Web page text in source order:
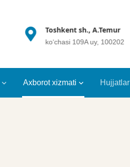
Toshkent sh., A.Temur
ko‘chasi 109A uy, 100202
Axborot xizmati Hujjatlar